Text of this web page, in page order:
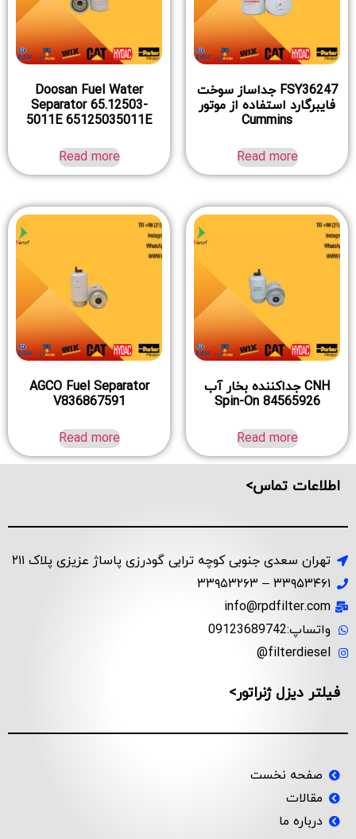
FSY36247 جداساز سوخت
فایبرگارد استفاده از موتور
Cummins
Read more
Doosan Fuel Water
Separator 65.12503-
5011E 65125035011E
Read more
CNH جداکننده بخار آب
Spin-On 84565926
Read more
AGCO Fuel Separator
V836867591
Read more
اطلاعات تماس>
تهران سعدی جنوبی کوچه ترابی گودرزی پاساژ عزیزی پلاک ۲۱۱
۳۳۹۵۳۴۶۱ – ۳۳۹۵۳۲۶۳
info@rpdfilter.com
واتساپ:09123689742
filterdiesel@
فیلتر دیزل ژنراتور>
صفحه نخست
مقالات
درباره ما